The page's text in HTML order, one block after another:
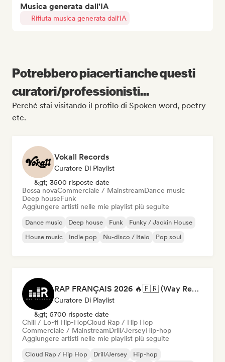
Musica generata dall'IA
Rifiuta musica generata dall'IA
Potrebbero piacerti anche questi
curatori/professionisti...
Perché stai visitando il profilo di Spoken word, poetry
etc.
Vokall Records
Curatore Di Playlist
&gt; 3500 risposte date
Bossa novaCommerciale / MainstreamDance music
Deep houseFunk
Aggiungere artisti nelle mie playlist più seguite
Dance music Deep house Funk
Funky / Jackin House
House music
Indie pop Nu-disco / Italo Pop soul
RAP FRANÇAIS 2026 🔥🇫🇷 (Way Records)
Curatore Di Playlist
&gt; 5700 risposte date
Chill / Lo-fi Hip-HopCloud Rap / Hip Hop
Commerciale / MainstreamDrill/JerseyHip-hop
Aggiungere artisti nelle mie playlist più seguite
Cloud Rap / Hip Hop Drill/Jersey
Hip-hop